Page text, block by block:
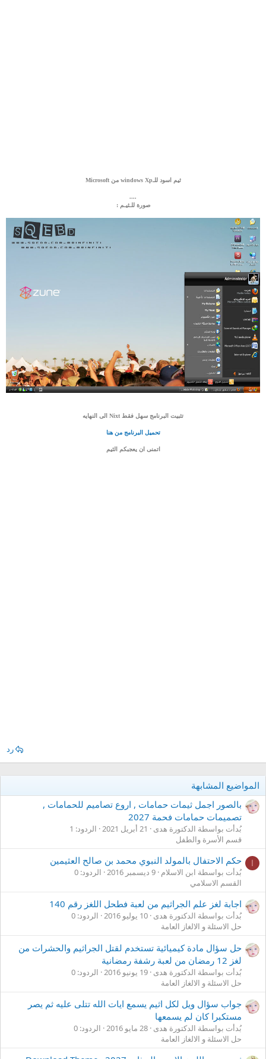
ثيم اسود للـwindows Xp من Microsoft
....
صورة للـثيـم :
تثبيت البرنامج سهل فقط Nixt الى النهايه
تحميل البرنامج من هنا
اتمنى ان يعجبكم الثيم​
رد
المواضيع المشابهة
بالصور اجمل ثيمات حمامات , اروع تصاميم للحمامات ,
تصميمات حمامات فحمة 2027
بُدأت بواسطة الدكتورة هدى 21 أبريل 2021
الردود: 1
قسم الأسرة والطفل
ا حكم الاحتفال بالمولد النبوي محمد بن صالح العثيمين
بُدأت بواسطة ابن الاسلام 9 ديسمبر 2016
الردود: 0
القسم الاسلامي
اجابة لغز علم الجراثيم من لعبة فطحل اللغز رقم 140
بُدأت بواسطة الدكتورة هدى 10 يوليو 2016
الردود: 0
حل الاسئلة و الالغاز العامة
حل سؤال مادة كيميائية تستخدم لقتل الجراثيم والحشرات من
لغز 12 رمضان من لعبة رشفة رمضانية
بُدأت بواسطة الدكتورة هدى 19 يونيو 2016
الردود: 0
حل الاسئلة و الالغاز العامة
جواب سؤال ويل لكل اثيم يسمع ايات الله تتلى عليه ثم يصر
مستكبرا كان لم يسمعها
بُدأت بواسطة الدكتورة هدى 28 مايو 2016
الردود: 0
حل الاسئلة و الالغاز العامة